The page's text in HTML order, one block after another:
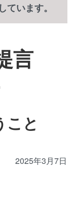
います。
言
こと
2025年3月7日